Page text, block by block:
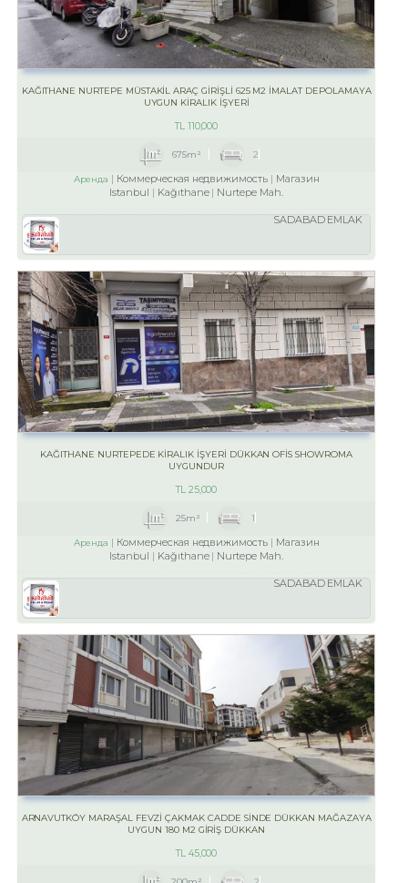
KAĞITHANE NURTEPE MÜSTAKİL ARAÇ GİRİŞLİ 625 M2 İMALAT DEPOLAMAYA
UYGUN KİRALIK İŞYERİ
TL110,000
675m² 2
Аренда Коммерческая недвижимость
Магазин
Istanbul
Kağıthane Nurtepe Mah.
SADABAD EMLAK
KAĞITHANE NURTEPEDE KİRALIK İŞYERİ DÜKKAN OFİS SHOWROMA
UYGUNDUR
TL25,000
25m² 1
Аренда Коммерческая недвижимость
Магазин
Istanbul
Kağıthane Nurtepe Mah.
SADABAD EMLAK
ARNAVUTKÖY MARAŞAL FEVZİ ÇAKMAK CADDE SİNDE DÜKKAN MAĞAZAYA
UYGUN 180 M2 GİRİŞ DÜKKAN
TL45,000